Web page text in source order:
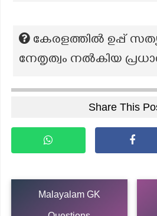
കേരളത്തിൽ ഉപ്പ്
നേതൃത്വം നൽകിയ
Share This
Malayalam GK